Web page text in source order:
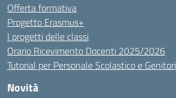
Offerta formativa
Progetto Erasmus+
I progetti delle classi
Orario Ricevimento Docenti 2025/2026
Tutorial per Personale Scolastico e Genitori
Novità